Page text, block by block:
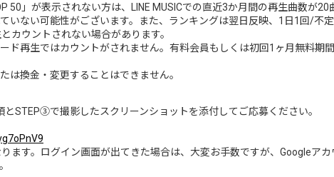
50」が表示されない方は、LINE MUSICでの直近3か月間の再生曲数が20
いない可能性がございます。また、ランキングは翌日反映、1日1回/不定
カウントされない場合があります。
ド再生ではカウントがされません。有料会員もしくは初回1ヶ月無料期
は換金・変更することはできません。
STEP③で撮影したスクリーンショットを添付してご応募ください。
ます。ログイン画面が出てきた場合は、大変お手数ですが、Googleア